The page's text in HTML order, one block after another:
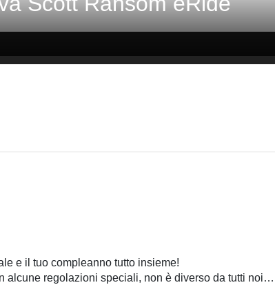
e il tuo compleanno tutto insieme!
alcune regolazioni speciali, non è diverso da tutti noi…